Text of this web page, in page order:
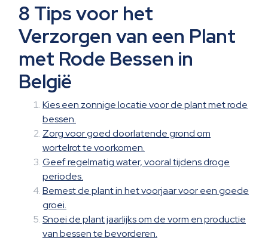
8 Tips voor het
Verzorgen van een Plant
met Rode Bessen in
België
Kies een zonnige locatie voor de plant met rode
bessen.
Zorg voor goed doorlatende grond om
wortelrot te voorkomen.
Geef regelmatig water, vooral tijdens droge
periodes.
Bemest de plant in het voorjaar voor een goede
groei.
Snoei de plant jaarlijks om de vorm en productie
van bessen te bevorderen.